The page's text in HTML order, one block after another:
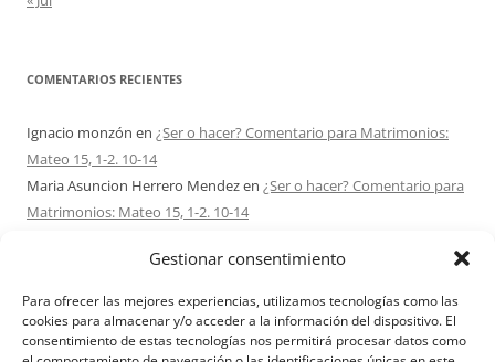
Gestionar consentimiento
Para ofrecer las mejores experiencias, utilizamos tecnologías como las
cookies para almacenar y/o acceder a la información del dispositivo. El
consentimiento de estas tecnologías nos permitirá procesar datos como
COMENTARIOS RECIENTES
Ignacio monzón en ¿Ser o hacer? Comentario para Matrimonios:
Mateo 15, 1-2. 10-14
Maria Asuncion Herrero Mendezen ¿Ser o hacer? Comentario para
Matrimonios: Mateo 15, 1-2. 10-14
7 – 9 AGOSTO 2026
Ezio Vendrame
en
Acudid siempre al Señor. Comentario para
Matrimonios: san Mateo 14, 22-36
SofienAcerca de Proyecto Amor Conyugal